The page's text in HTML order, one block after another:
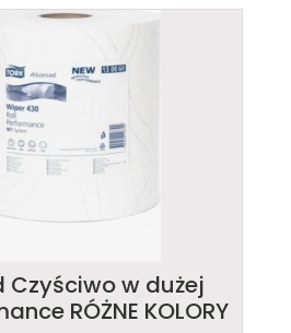
Czyściwo w dużej
RÓŻNE KOLORY